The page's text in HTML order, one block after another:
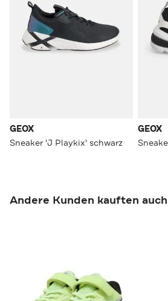
GEOX
Sneaker 'J Playkix' schwarz
GEOX
Andere Kunden kauften auch